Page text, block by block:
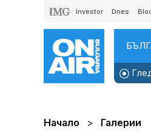
Investor Dnes
Начало Галерии